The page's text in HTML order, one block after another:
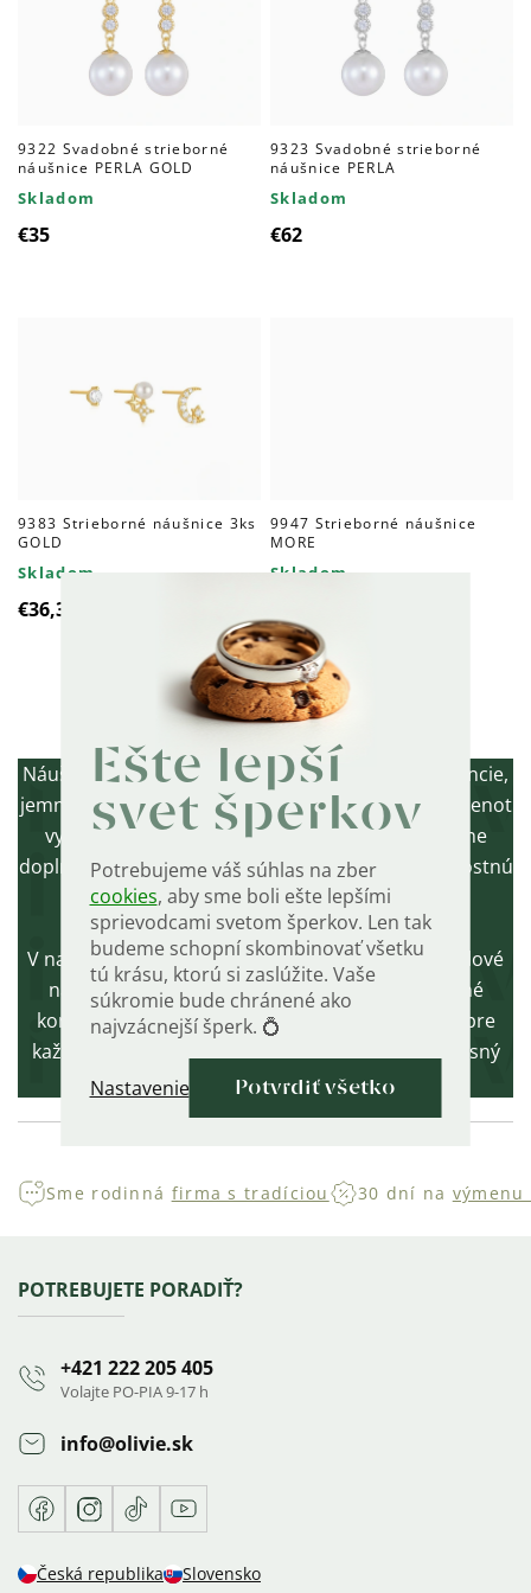
Ešte lepší
svet šperkov
Potrebujeme váš súhlas na zber
cookies, aby sme boli ešte lepšími
sprievodcami svetom šperkov. Len tak
budeme schopní skombinovať všetku
tú krásu, ktorú si zaslúžite. Vaše
súkromie bude chránené ako
najvzácnejší šperk. 💍
Nastavenie Potvrdiť všetko
9322 Svadobné strieborné
náušnice PERLA GOLD
Skladom
€35
9323 Svadobné strieborné
náušnice PERLA
Skladom
€62
9383 Strieborné náušnice 3ks
GOLD
Skladom
€36,30
9947 Strieborné náušnice
MORE
Skladom
Ovládacie
prvky
výpisu
Náušnice s perlou sú symbolom nadčasovej elegancie,
jemnosti a ženského pôvabu. Perla ako prírodný klenot
vyniká svojím decentným leskom a dokáže krásne
doplniť každý outfit – od bežného dňa až po slávnostnú
udalosť.
#ShowMore#
V našej ponuke nájdete klasické napichovacie perlové
náušnice, romantické visiace modely aj moderné
kombinácie s ďalšími prvkami. Perfektný darček pre
každú ženu, ktorá si potrpí na sofistikovaný a vkusný
šperk.
Sme rodinná firma s tradíciou 30 dní na
Zápätie
POTREBUJETE PORADIŤ?
+421 222 205 405
Volajte PO-PIA 9-17 h
info@olivie.sk
FacebookInstagram
TikTokYoutube
Česká republika Slovensko